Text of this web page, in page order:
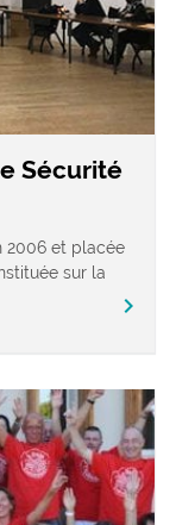
Sécurité
2006 et placée
sur la
chevron_right